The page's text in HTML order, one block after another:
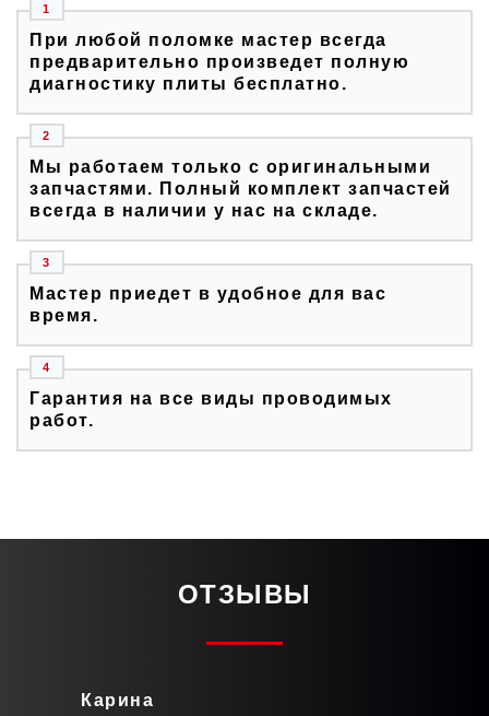
При любой поломке мастер всегда
предварительно произведет полную
диагностику плиты бесплатно.
Мы работаем только с оригинальными
запчастями. Полный комплект запчастей
всегда в наличии у нас на складе.
Мастер приедет в удобное для вас
время.
Гарантия на все виды проводимых
работ.
ОТЗЫВЫ
Карина